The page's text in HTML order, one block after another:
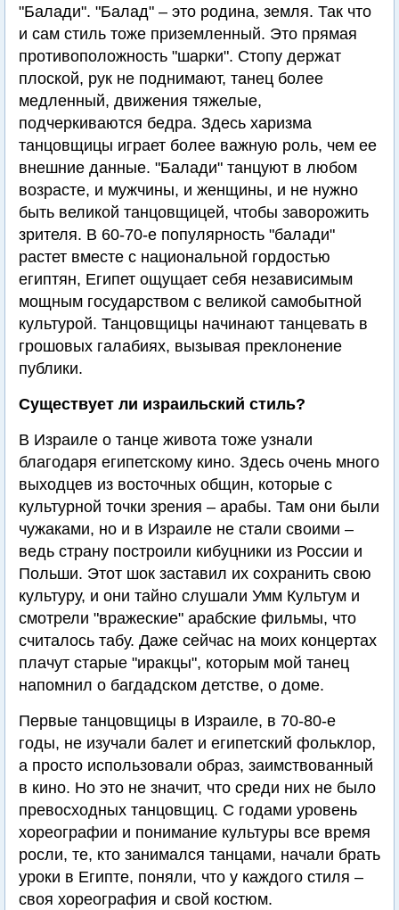
"Балади". "Балад" – это родина, земля. Так что
и сам стиль тоже приземленный. Это прямая
противоположность "шарки". Стопу держат
плоской, рук не поднимают, танец более
медленный, движения тяжелые,
подчеркиваются бедра. Здесь харизма
танцовщицы играет более важную роль, чем ее
внешние данные. "Балади" танцуют в любом
возрасте, и мужчины, и женщины, и не нужно
быть великой танцовщицей, чтобы заворожить
зрителя. В 60-70-е популярность "балади"
растет вместе с национальной гордостью
египтян, Египет ощущает себя независимым
мощным государством с великой самобытной
культурой. Танцовщицы начинают танцевать в
грошовых галабиях, вызывая преклонение
публики.
Существует ли израильский стиль?
В Израиле о танце живота тоже узнали
благодаря египетскому кино. Здесь очень много
выходцев из восточных общин, которые с
культурной точки зрения – арабы. Там они были
чужаками, но и в Израиле не стали своими –
ведь страну построили кибуцники из России и
Польши. Этот шок заставил их сохранить свою
культуру, и они тайно слушали Умм Культум и
смотрели "вражеские" арабские фильмы, что
считалось табу. Даже сейчас на моих концертах
плачут старые "иракцы", которым мой танец
напомнил о багдадском детстве, о доме.
Первые танцовщицы в Израиле, в 70-80-е
годы, не изучали балет и египетский фольклор,
а просто использовали образ, заимствованный
в кино. Но это не значит, что среди них не было
превосходных танцовщиц. С годами уровень
хореографии и понимание культуры все время
росли, те, кто занимался танцами, начали брать
уроки в Египте, поняли, что у каждого стиля –
своя хореография и свой костюм.